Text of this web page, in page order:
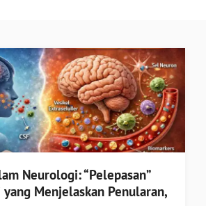
Neurologi: “Pelepasan”
Menjelaskan Penularan,